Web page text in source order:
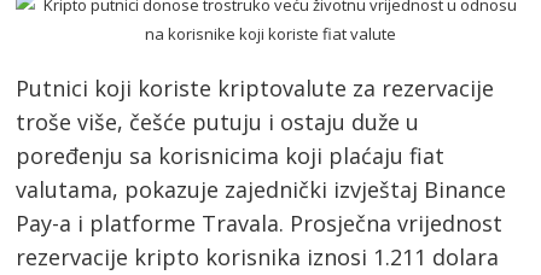
Putnici koji koriste kriptovalute za rezervacije
troše više, češće putuju i ostaju duže u
poređenju sa korisnicima koji plaćaju fiat
valutama, pokazuje zajednički izvještaj Binance
Pay-a i platforme Travala. Prosječna vrijednost
rezervacije kripto korisnika iznosi 1.211 dolara